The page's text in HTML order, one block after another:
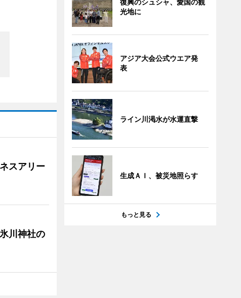
スアリー
川神社の
復興のシュシャ、愛国の観
光地に
アジア大会公式ウエア発
表
ライン川渇水が水運直撃
生成ＡＩ、被災地照らす
もっと見る